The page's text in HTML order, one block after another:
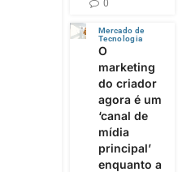
0
Mercado de
Tecnologia
O
marketing
do criador
agora é um
‘canal de
mídia
principal’
enquanto a